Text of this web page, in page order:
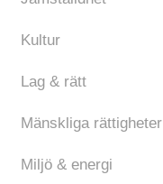
Kultur
Lag & rätt
Mänskliga rättigheter
Miljö & energi